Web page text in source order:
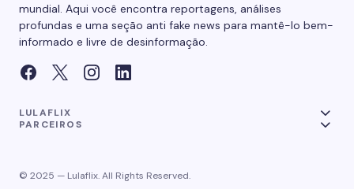
mundial. Aqui você encontra reportagens, análises
profundas e uma seção anti fake news para mantê-lo bem-
informado e livre de desinformação.
LULAFLIX
PARCEIROS
© 2025 — Lulaflix. All Rights Reserved.